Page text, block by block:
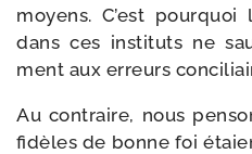
moyens. C’est
dans ces ins­ti­tuts ne
ment aux erreurs
Au contraire, nous
fidèles de bonne foi